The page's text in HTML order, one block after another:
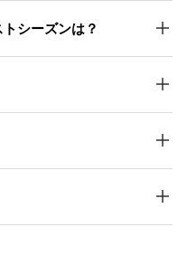
シーズンは？